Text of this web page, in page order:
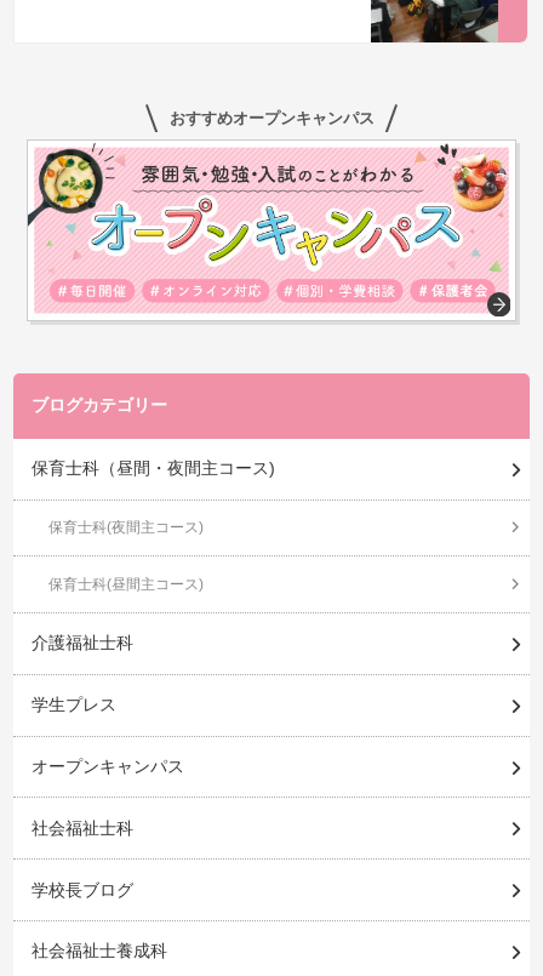
おすすめオープンキャンパス
ブログカテゴリー
保育士科（昼間・夜間主コース)
保育士科(夜間主コース)
保育士科(昼間主コース)
介護福祉士科
学生プレス
オープンキャンパス
社会福祉士科
学校長ブログ
社会福祉士養成科